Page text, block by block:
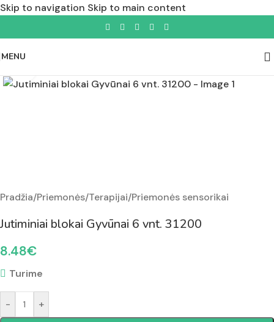
Skip to navigation Skip to main content
MENU
Pradžia/Priemonės/Terapijai/Priemonės sensorikai
Jutiminiai blokai Gyvūnai 6 vnt. 31200
8.48€
Turime
- +